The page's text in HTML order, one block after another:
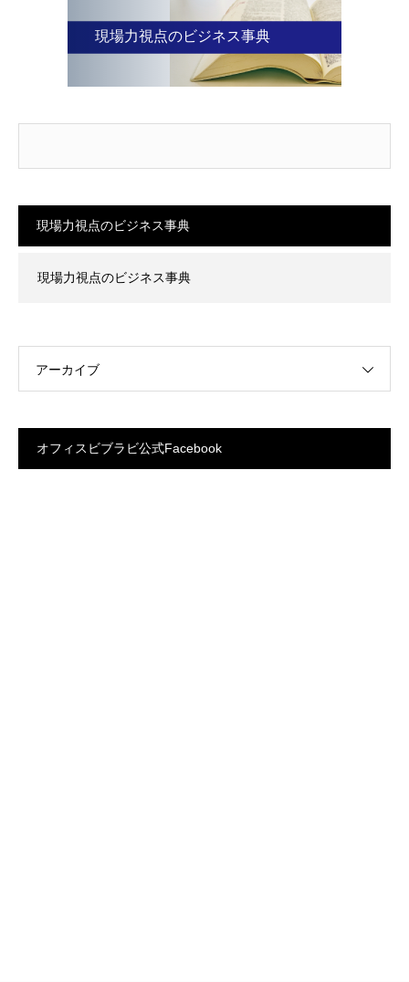
現場力視点のビジネス事典
現場力視点のビジネス事典
現場力視点のビジネス事典
アーカイブ
オフィスビブラビ公式Facebook